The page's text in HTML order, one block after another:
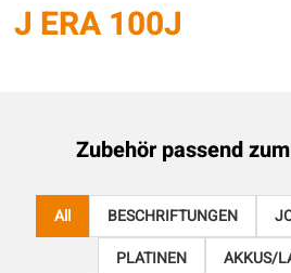
J ERA 100J
Zubehör passend zum
All BESCHRIFTUNGEN
PLATINEN
AKKUS/